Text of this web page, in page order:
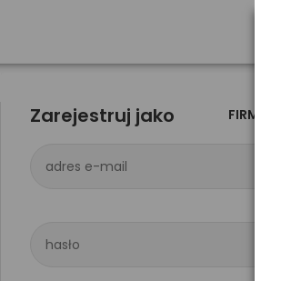
Zarejestruj jako FIRMA
adres e-mail
hasło